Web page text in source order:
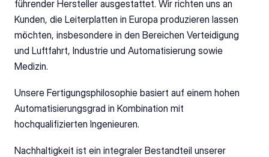
führender Hersteller ausgestattet. Wir richten uns an
Kunden, die Leiterplatten in Europa produzieren lassen
möchten, insbesondere in den Bereichen Verteidigung
und Luftfahrt, Industrie und Automatisierung sowie
Medizin.
Unsere Fertigungsphilosophie basiert auf einem hohen
Automatisierungsgrad in Kombination mit
hochqualifizierten Ingenieuren.
Nachhaltigkeit ist ein integraler Bestandteil unserer